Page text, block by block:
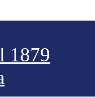
1879